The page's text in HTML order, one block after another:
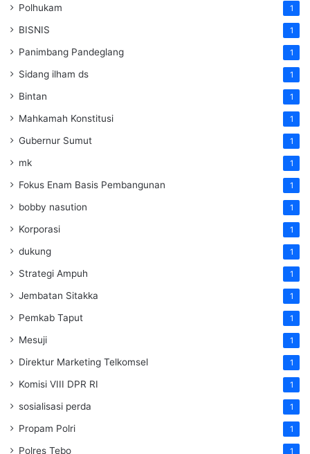
Polhukam 1
BISNIS 1
Panimbang Pandeglang 1
Sidang ilham ds 1
Bintan 1
Mahkamah Konstitusi 1
Gubernur Sumut 1
mk 1
Fokus Enam Basis Pembangunan 1
bobby nasution 1
Korporasi 1
dukung 1
Strategi Ampuh 1
Jembatan Sitakka 1
Pemkab Taput 1
Mesuji 1
Direktur Marketing Telkomsel 1
Komisi VIII DPR RI 1
sosialisasi perda 1
Propam Polri 1
Polres Tebo 1